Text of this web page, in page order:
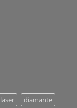
diamante